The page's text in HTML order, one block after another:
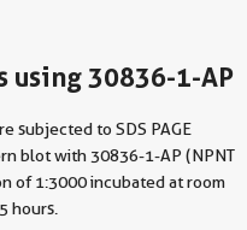
using 30836-1-AP
subjected to SDS PAGE
blot with 30836-1-AP (NPNT
of 1:3000 incubated at room
hours.